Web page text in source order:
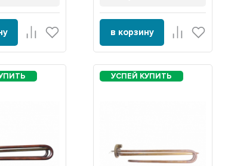
в корзину